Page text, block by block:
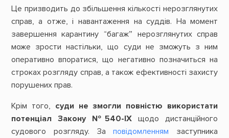
Це призводить до збільшення кількості нерозглянутих
справ, а отже, і навантаження на суддів. На момент
завершення карантину “багаж” нерозглянутих справ
може зрости настільки, що суди не зможуть з ним
оперативно впоратися, що негативно позначиться на
строках розгляду справ, а також ефективності захисту
порушених прав.
Крім того, суди не змогли повністю використати
потенціал Закону №540-ІХщодо дистанційного
судового розгляду. Заповідомленням заступника